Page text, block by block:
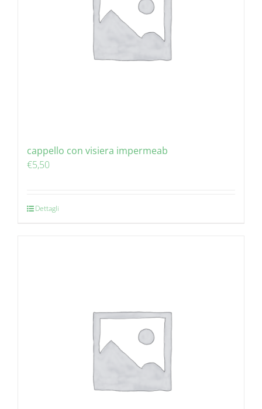
cappello con visiera impermeab
€5,50
Dettagli